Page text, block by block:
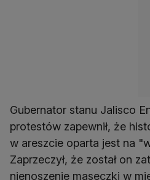
Gubernator stanu Jalisco
protestów zapewnił, że
w areszcie oparta jest na
Zaprzeczył, że został on
nienoszenie maseczki w